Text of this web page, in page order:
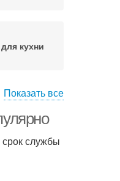
кухни
Показать все
службы